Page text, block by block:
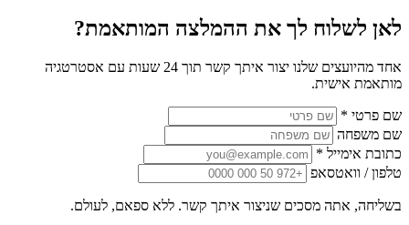
לאן לשלוח לך את ההמלצה המותאמת?
אחד מהיועצים שלנו יצור איתך קשר תוך 24 שעות עם אסטרטגיה
מותאמת אישית.
שם פרטי *
שם משפחה
כתובת אימייל *
טלפון / וואטסאפ
בשליחה, אתה מסכים שניצור איתך קשר. ללא ספאם, לעולם.